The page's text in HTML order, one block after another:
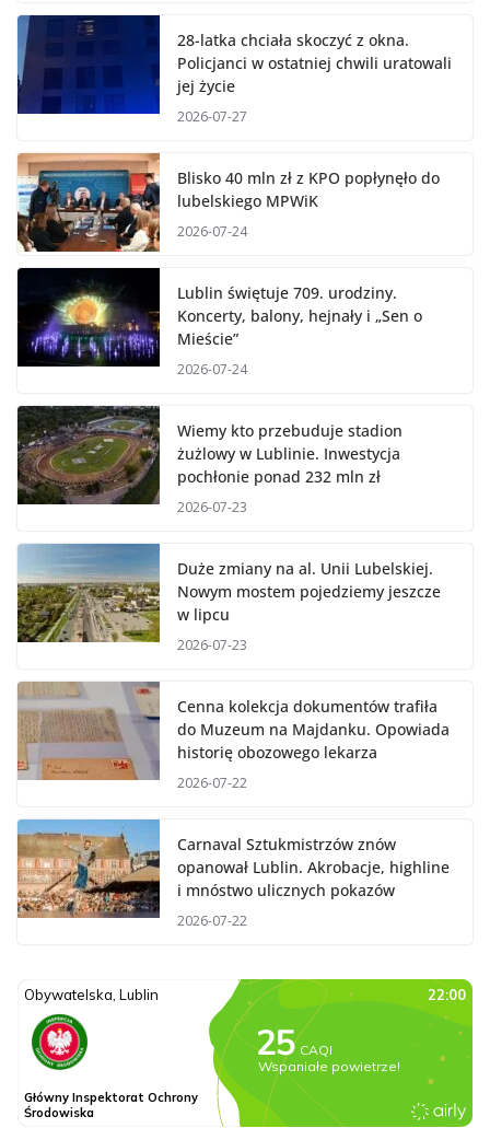
28-latka chciała skoczyć z okna.
Policjanci w ostatniej chwili uratowali
jej życie
2026-07-27
Blisko 40 mln zł z KPO popłynęło do
lubelskiego MPWiK
2026-07-24
Lublin świętuje 709. urodziny.
Koncerty, balony, hejnały i „Sen o
Mieście”
2026-07-24
Wiemy kto przebuduje stadion
żużlowy w Lublinie. Inwestycja
pochłonie ponad 232 mln zł
2026-07-23
Duże zmiany na al. Unii Lubelskiej.
Nowym mostem pojedziemy jeszcze
w lipcu
2026-07-23
Cenna kolekcja dokumentów trafiła
do Muzeum na Majdanku. Opowiada
historię obozowego lekarza
2026-07-22
Carnaval Sztukmistrzów znów
opanował Lublin. Akrobacje, highline
i mnóstwo ulicznych pokazów
2026-07-22